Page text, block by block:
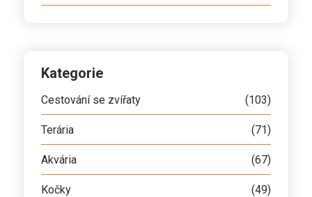
Kategorie
Cestování se zvířaty (103)
Terária (71)
Akvária (67)
Kočky (49)